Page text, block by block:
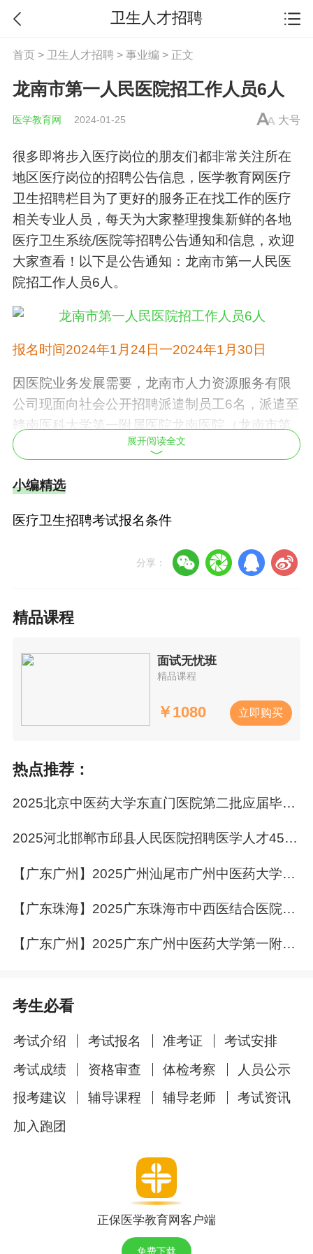
卫生人才招聘
首页> 卫生人才招聘> 事业编 > 正文
龙南市第一人民医院招工作人员6人
医学教育网 2024-01-25 大号
很多即将步入医疗岗位的朋友们都非常关注所在
地区医疗岗位的招聘公告信息，医学教育网 医疗
卫生招聘栏目为了更好的服务正在找工作的医疗
相关专业人员，每天为大家整理搜集新鲜的各地
医疗卫生系统/医院等招聘公告通知和信息，欢迎
大家查看！以下是公告通知：龙南市第一人民医
院招工作人员6人。
报名时间2024年1月24日一2024年1月30日
因医院业务发展需要，龙南市人力资源服务有限
公司现面向社会公开招聘派遣制员工6名，派遣至
赣南医科大学第一附属医院龙南医院（龙南市第
一人民医院）工作，现将有关事项公告如下：
一、应聘人员基本条件
（一）遵纪守法，品行端正，踏实肯干，无违法
（二）身体健康，无传染性、慢性疾病史；
从分配；
（四）具备良好的思想政治素质和职业道德，有
团队意识，吃苦耐劳、诚信敬业精神。
二、招聘岗位、人数、任职条件及薪资待遇
任职和岗位要求：1.年龄在35周岁（含）以下；
2.取得大专及以上学历；3.临床医学或医学影像学
考虑。
薪资待遇：固定工资4000元/月+奖金（试用期两
受五险、工会福利。
（二）超声医学科医师 2名
2.取得大专及以上学历；3.临床医学或医学影像学
考虑。
薪资待遇：固定工资4000元/月+奖金（试用期两
个月，试用期满后享受科室核算后的奖金），享
受五险、工会福利。
（三）病理科技师 1名
任职和岗位要求：1.年龄在35周岁（含）以下；
2.取得大专及以上学历；3.医学检验技术专业；4.
取得医学检验技术相关资格；5.有工作经验者优
展开阅读全文
小编精选
医疗卫生招聘考试报名条件
分享：
精品课程
面试无忧班
精品课程
￥1080 立即购买
热点推荐：
2025北京中医药大学东直门医院第二批应届毕业生招聘6人公告
2025河北邯郸市邱县人民医院招聘医学人才45人公告
【广东广州】2025广州汕尾市广州中医药大学第一附属医院深汕医院（逸挥院区）招聘事业单位11人公告
【广东珠海】2025广东珠海市中西医结合医院面向博士和高级职称医务人员招聘11人公告
【广东广州】2025广东广州中医药大学第一附属医院深汕医院（逸挥院区）招聘事业单位工作人员11人公告
考生必看
考试介绍 考试报名 准考证
考试安排
考试成绩
资格审查 体检考察
人员公示
报考建议
辅导课程 辅导老师
考试资讯
加入跑团
正保医学教育网客户端
免费下载